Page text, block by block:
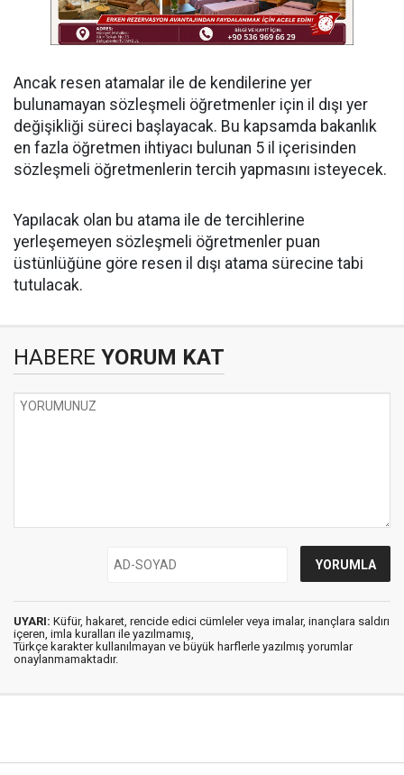
Ancak resen atamalar ile de kendilerine yer
bulunamayan sözleşmeli öğretmenler için il dışı yer
değişikliği süreci başlayacak. Bu kapsamda bakanlık
en fazla öğretmen ihtiyacı bulunan 5 il içerisinden
sözleşmeli öğretmenlerin tercih yapmasını isteyecek.
Yapılacak olan bu atama ile de tercihlerine
yerleşemeyen sözleşmeli öğretmenler puan
üstünlüğüne göre resen il dışı atama sürecine tabi
tutulacak.
HABERE YORUM KAT
UYARI: Küfür, hakaret, rencide edici cümleler veya imalar, inançlara saldırı
içeren, imla kuralları ile yazılmamış,
Türkçe karakter kullanılmayan ve büyük harflerle yazılmış yorumlar
onaylanmamaktadır.